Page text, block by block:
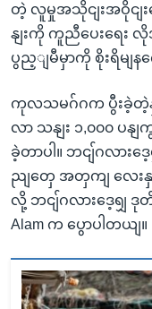
တဲ့ လူမှုအသိုငျးအဝိုငျး
နျးကို ကူညီပေးရေး လို
ပွည့ျမီမှာကို စိုးရိမျန
ကုလသမဂ်ဂက ပွီးခဲ့တဲ့နှ
လာ သနျး ၁,၀၀၀ ပနျ
ခဲ့တာပါ။ ဘငျ်ဂလား
ညျတှေ အတှကျ လေး
လို့ ဘငျ်ဂလားဒေ့ရျှ ဒုတိ
Alam က ပွောပါတယျ။